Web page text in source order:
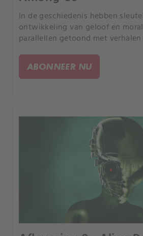
In de geschiedenis hebben
ontwikkeling van geloof en
parallellen getoond met
met wezens van buiten de aarde?.
ABONNEER NU